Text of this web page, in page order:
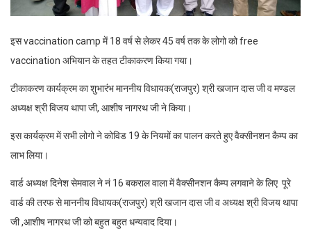
इस vaccination camp में 18 वर्ष से लेकर 45 वर्ष तक के लोगो को free
vaccination अभियान के तहत टीकाकरण किया गया।
टीकाकरण कार्यक्रम का शुभारंभ माननीय विधायक(राजपुर) श्री खजान दास जी व मण्डल
अध्यक्ष श्री विजय थापा जी, आशीष नागरथ जी ने किया।
इस कार्यक्रम में सभी लोगो ने कोविड 19 के नियमों का पालन करते हुए वैक्सीनशन कैम्प का
लाभ लिया।
वार्ड अध्यक्ष दिनेश सेमवाल ने नं 16 बकराल वाला में वैक्सीनशन कैम्प लगवाने के लिए पूरे
वार्ड की तरफ से माननीय विधायक(राजपुर) श्री खजान दास जी व अध्यक्ष श्री विजय थापा
जी ,आशीष नागरथ जी को बहुत बहुत धन्यवाद दिया।